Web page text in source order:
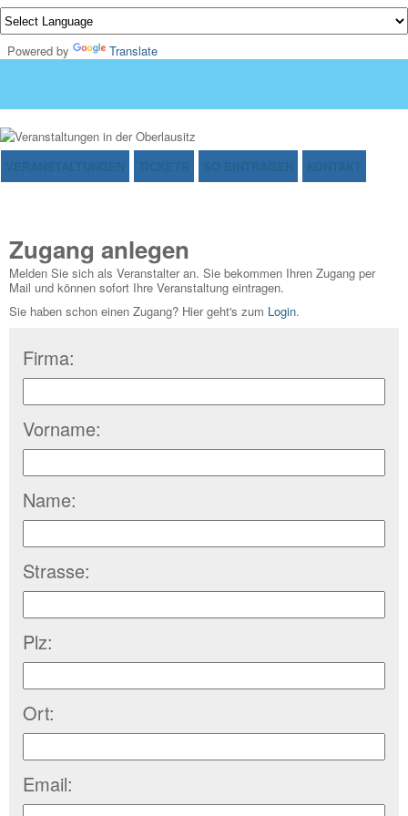
Powered by Translate
VERANSTALTUNGEN TICKETS SO EINTRAGEN KONTAKT
Zugang anlegen
Melden Sie sich als Veranstalter an. Sie bekommen Ihren Zugang per
Mail und können sofort Ihre Veranstaltung eintragen.
Sie haben schon einen Zugang? Hier geht's zum Login.
Firma:
Vorname:
Name:
Strasse:
Plz:
Ort:
Email: